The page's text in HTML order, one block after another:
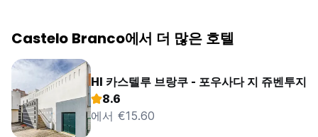
Castelo Branco에서 더 많은 호텔
HI 카스텔루 브랑쿠 - 포우사다 지 쥬벤투지
8.6
에서 €15.60